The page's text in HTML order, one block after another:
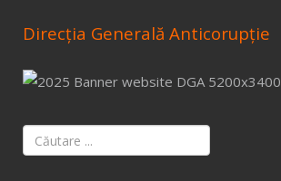
Direcţia Generală Anticorupţie